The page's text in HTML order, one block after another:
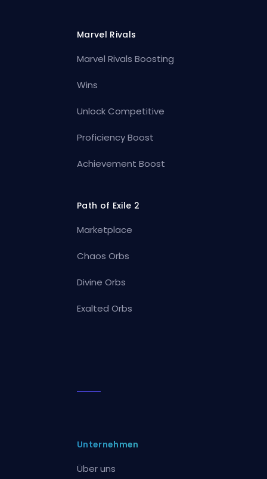
Marvel Rivals
Marvel Rivals Boosting
Wins
Unlock Competitive
Proficiency Boost
Achievement Boost
Path of Exile 2
Marketplace
Chaos Orbs
Divine Orbs
Exalted Orbs
Unternehmen
Über uns